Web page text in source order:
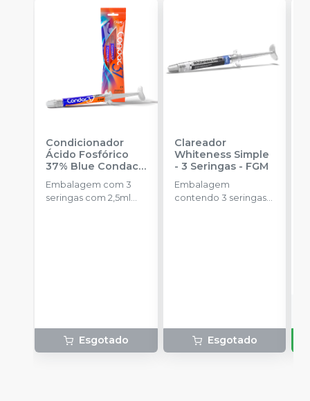
Condicionador
Ácido Fosfórico
37% Blue Condac-
FGM
Embalagem com 3
seringas com 2,5ml
Esgotado
Clareador
Whiteness Simple
- 3 Seringas- FGM
Embalagem
contendo 3 seringas
Esgotado